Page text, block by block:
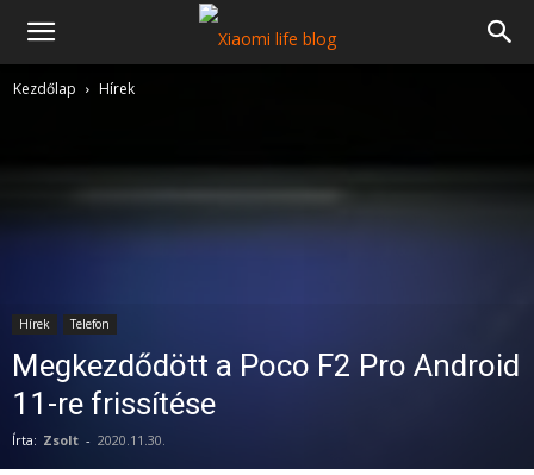
Kezdőlap Hírek
Hírek Telefon
Megkezdődött a Poco F2 Pro Android
11-re frissítése
Írta: Zsolt - 2020.11.30.